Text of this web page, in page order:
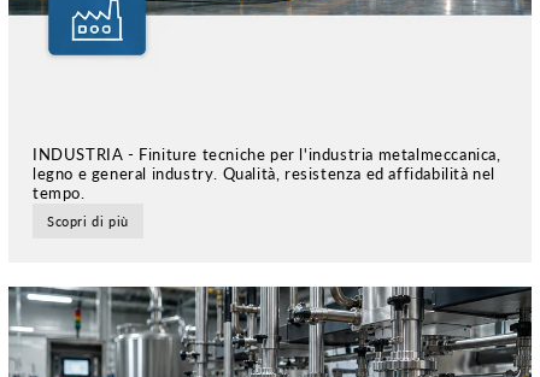
INDUSTRIA - Finiture tecniche per l'industria metalmeccanica,
legno e general industry. Qualità, resistenza ed affidabilità nel
tempo.
Scopri di più